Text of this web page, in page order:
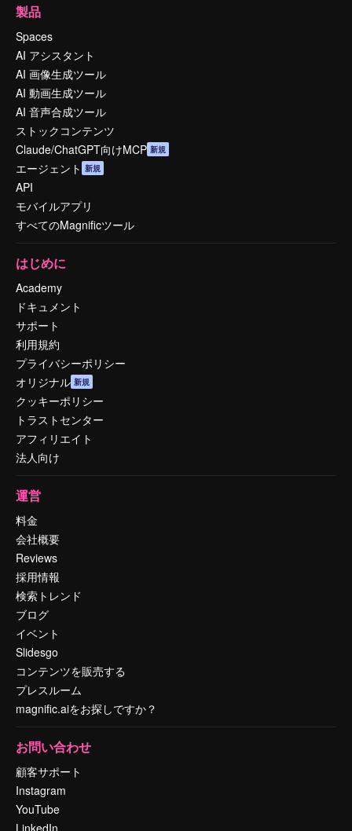
製品
Spaces
AI アシスタント
AI 画像生成ツール
AI 動画生成ツール
AI 音声合成ツール
ストックコンテンツ
Claude/ChatGPT向けMCP 新規
エージェント 新規
API
モバイルアプリ
すべてのMagnificツール
はじめに
Academy
ドキュメント
サポート
利用規約
プライバシーポリシー
オリジナル 新規
クッキーポリシー
トラストセンター
アフィリエイト
法人向け
運営
料金
会社概要
Reviews
採用情報
検索トレンド
ブログ
イベント
Slidesgo
コンテンツを販売する
プレスルーム
magnific.aiをお探しですか？
お問い合わせ
顧客サポート
Instagram
YouTube
LinkedIn